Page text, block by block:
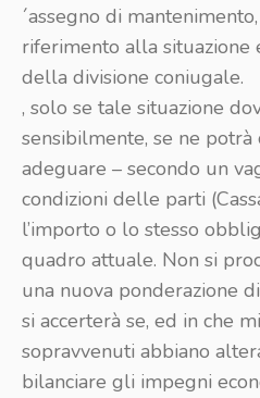
´assegno di
riferimento alla situazione
della divisione coniugale.
, solo se tale situazione
sensibilmente, se ne
adeguare – secondo un
condizioni delle parti
l’importo o lo stesso
quadro attuale. Non si
una nuova ponderazione
si accerterà se, ed in che
sopravvenuti abbiano
bilanciare gli impegni